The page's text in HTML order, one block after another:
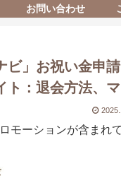
お問い合わせ
ビ」お祝い金申
ト：退会方法、
モーションが含まれて